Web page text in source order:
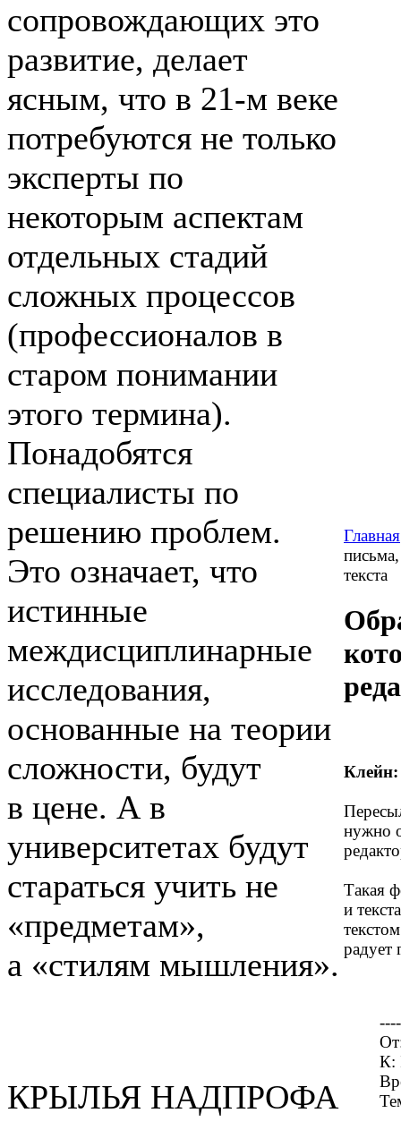
сопровождающих это
развитие, делает
ясным, что в 21-м веке
потребуются не только
эксперты по
некоторым аспектам
отдельных стадий
сложных процессов
(профессионалов в
старом понимании
этого термина).
Понадобятся
специалисты по
решению проблем.
Это означает, что
истинные
междисциплинарные
исследования,
основанные на теории
сложности, будут
в цене. А в
университетах будут
стараться учить не
«предметам»,
а «стилям мышления».
КРЫЛЬЯ НАДПРОФА
Главная
текста
Клейн:
нужно
Такая
и
радует
К: